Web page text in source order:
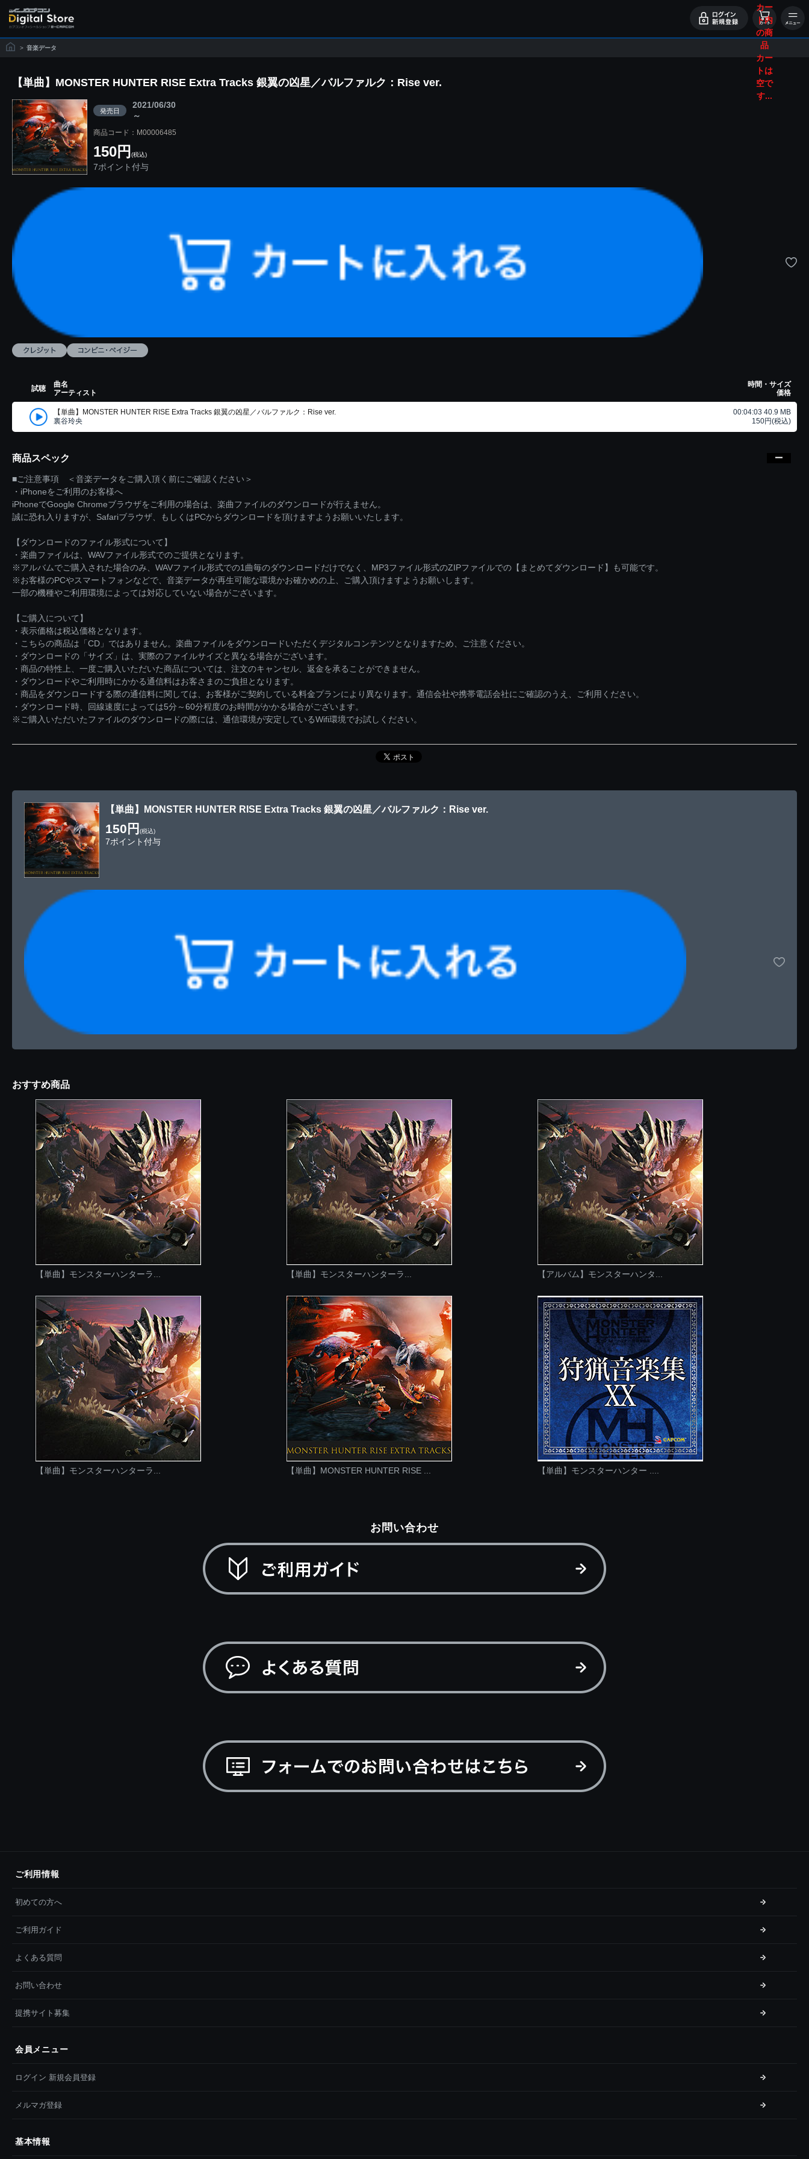
カー
ト内
の商
品
カー
トは
空で
す...
> 音楽データ
【単曲】MONSTER HUNTER RISE Extra Tracks 銀翼の凶星／バルファルク：Rise ver.
発売日
2021/06/30
～
商品コード：M00006485
150円 (税込)
7ポイント付与
試聴
曲名
アーティスト
時間・サイズ
価格
【単曲】MONSTER HUNTER RISE Extra Tracks 銀翼の凶星／バルファルク：Rise ver.
裏谷玲央
00:04:03 40.9 MB
150円(税込)
商品スペック
■ご注意事項 ＜音楽データをご購入頂く前にご確認ください＞
・iPhoneをご利用のお客様へ
iPhoneでGoogle Chromeブラウザをご利用の場合は、楽曲ファイルのダウンロードが行えません。
誠に恐れ入りますが、Safariブラウザ、もしくはPCからダウンロードを頂けますようお願いいたします。
【ダウンロードのファイル形式について】
・楽曲ファイルは、WAVファイル形式でのご提供となります。
※アルバムでご購入された場合のみ、WAVファイル形式での1曲毎のダウンロードだけでなく、MP3ファイル形式のZIPファイルでの【まとめてダウンロード】も可能です。
※お客様のPCやスマートフォンなどで、音楽データが再生可能な環境かお確かめの上、ご購入頂けますようお願いします。
一部の機種やご利用環境によっては対応していない場合がございます。
【ご購入について】
・表示価格は税込価格となります。
・こちらの商品は「CD」ではありません。楽曲ファイルをダウンロードいただくデジタルコンテンツとなりますため、ご注意ください。
・ダウンロードの「サイズ」は、実際のファイルサイズと異なる場合がございます。
・商品の特性上、一度ご購入いただいた商品については、注文のキャンセル、返金を承ることができません。
・ダウンロードやご利用時にかかる通信料はお客さまのご負担となります。
・商品をダウンロードする際の通信料に関しては、お客様がご契約している料金プランにより異なります。通信会社や携帯電話会社にご確認のうえ、ご利用ください。
・ダウンロード時、回線速度によっては5分～60分程度のお時間がかかる場合がございます。
※ご購入いただいたファイルのダウンロードの際には、通信環境が安定しているWifi環境でお試しください。
【単曲】MONSTER HUNTER RISE Extra Tracks 銀翼の凶星／バルファルク：Rise ver.
150円 (税込)
7ポイント付与
おすすめ商品
【単曲】モンスターハンターラ... 【単曲】モンスターハンターラ... 【アルバム】モンスターハンタ...
【単曲】モンスターハンターラ... 【単曲】MONSTER HUNTER RISE ... 【単曲】モンスターハンター ....
お問い合わせ
ご利用情報
初めての方へ
ご利用ガイド
よくある質問
お問い合わせ
提携サイト募集
会員メニュー
ログイン 新規会員登録
メルマガ登録
基本情報